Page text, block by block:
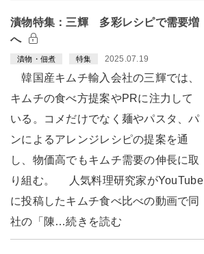
漬物特集：三輝 多彩レシピで需要増
へ
漬物・佃煮 特集 2025.07.19
韓国産キムチ輸入会社の三輝では、
キムチの食べ方提案やPRに注力して
いる。コメだけでなく麺やパスタ、パ
ンによるアレンジレシピの提案を通
し、物価高でもキムチ需要の伸長に取
り組む。 人気料理研究家がYouTube
に投稿したキムチ食べ比べの動画で同
社の「陳…続きを読む